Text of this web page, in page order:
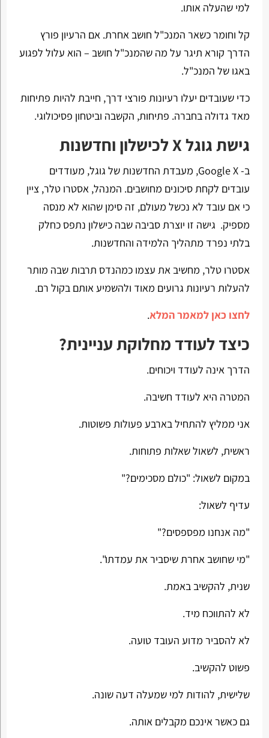
למי שהעלה אותו.
קל וחומר כשאר המנכ"ל חושב אחרת. אם הרעיון פורץ
הדרך קורא תיגר על מה שהמנכ"ל חושב – הוא עלול לפגוע
באגו של המנכ"ל.
כדי שעובדים יעלו רעיונות פורצי דרך, חייבת להיות פתיחות
מאד גדולה בחברה. פתיחות, הקשבה וביטחון פסיכולוגי.
גישת גוגל X לכישלון וחדשנות
ב- Google X, מעבדת החדשנות של גוגל, מעודדים
עובדים לקחת סיכונים מחושבים. המנהל, אסטרו טלר, ציין
כי אם עובד לא נכשל מעולם, זה סימן שהוא לא מנסה
מספיק. גישה זו יוצרת סביבה שבה כישלון נתפס כחלק
בלתי נפרד מתהליך הלמידה והחדשנות.
אסטרו טלר, מחשיב את עצמו כמהנדס תרבות שבה מותר
להעלות רעיונות גרועים מאוד ולהשמיע אותם בקול רם.
לחצו כאן למאמר המלא.
כיצד לעודד מחלוקת עניינית?
הדרך אינה לעודד ויכוחים.
המטרה היא לעודד חשיבה.
אני ממליץ להתחיל בארבע פעולות פשוטות.
ראשית, לשאול שאלות פתוחות.
במקום לשאול: "כולם מסכימים?"
עדיף לשאול:
"מה אנחנו מפספסים?"
"מי שחושב אחרת שיסביר את עמדתו".
שנית, להקשיב באמת.
לא להתווכח מיד.
לא להסביר מדוע העובד טועה.
פשוט להקשיב.
שלישית, להודות למי שמעלה דעה שונה.
גם כאשר אינכם מקבלים אותה.